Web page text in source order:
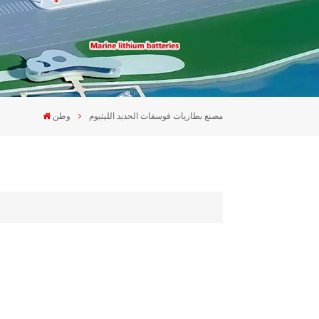
وطن مصنع بطاريات فوسفات الحديد الليثيوم